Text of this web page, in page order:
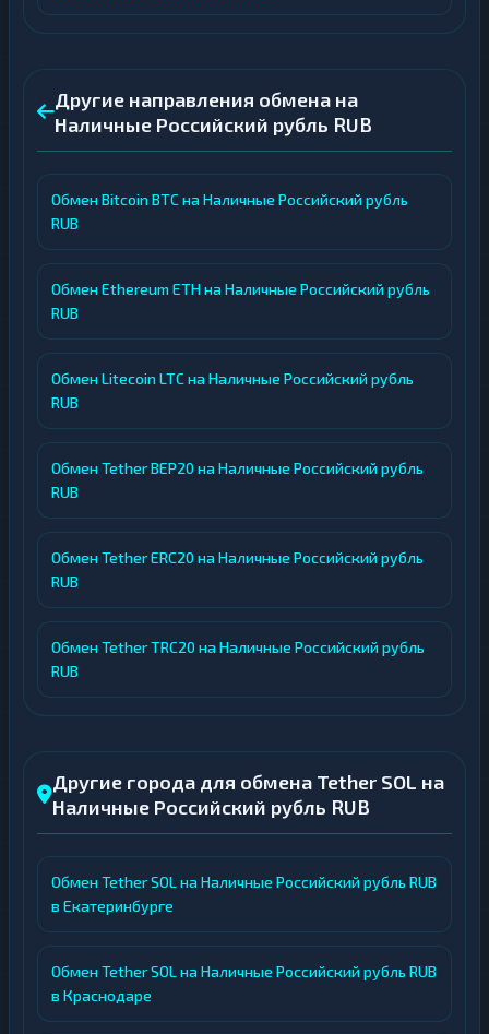
Другие направления обмена на
Наличные Российский рубль RUB
Обмен Bitcoin BTC на Наличные Российский рубль
RUB
Обмен Ethereum ETH на Наличные Российский рубль
RUB
Обмен Litecoin LTC на Наличные Российский рубль
RUB
Обмен Tether BEP20 на Наличные Российский рубль
RUB
Обмен Tether ERC20 на Наличные Российский рубль
RUB
Обмен Tether TRC20 на Наличные Российский рубль
RUB
Другие города для обмена Tether SOL на
Наличные Российский рубль RUB
Обмен Tether SOL на Наличные Российский рубль RUB
в Екатеринбурге
Обмен Tether SOL на Наличные Российский рубль RUB
в Краснодаре